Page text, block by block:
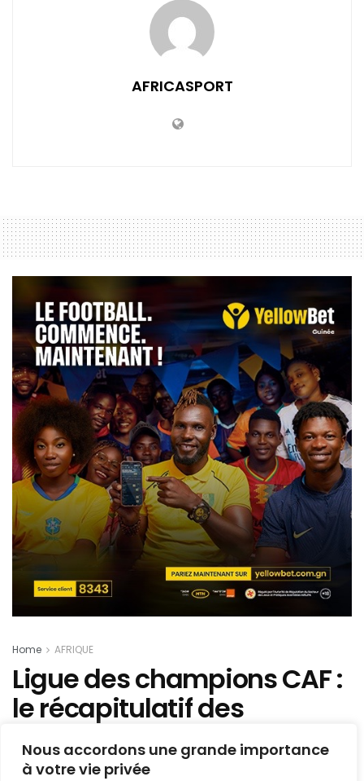
Nous accordons une grande importance
à votre vie privée
AFRICASPORT
Home AFRIQUE
Ligue des champions CAF :
le récapitulatif des
résultats de la 4e journé
Mis en ligne parAFRICASPORT